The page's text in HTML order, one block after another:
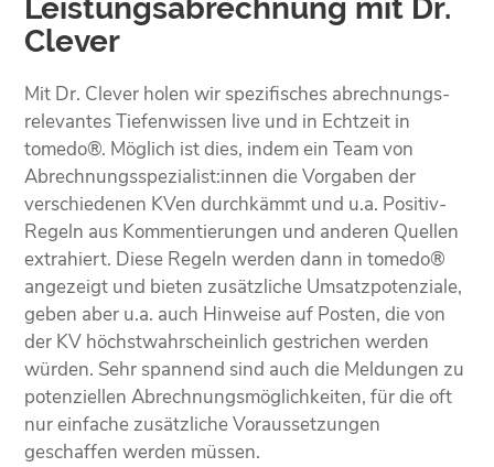
Leistungsabrechnung mit Dr.
Clever
Mit Dr. Clever holen wir spezifisches abrechnungs­
relevantes Tiefen­wissen live und in Echtzeit in
tomedo®. Möglich ist dies, indem ein Team von
Abrechnungs­spezialist:innen die Vorgaben der
verschiedenen KVen durchkämmt und u.a. Positiv-
Regeln aus Kommen­tierungen und anderen Quellen
extrahiert. Diese Regeln werden dann in tomedo®
angezeigt und bieten zusätzliche Umsatz­potenziale,
geben aber u.a. auch Hinweise auf Posten, die von
der KV höchst­wahrscheinlich gestrichen werden
würden. Sehr spannend sind auch die Meldungen zu
potenziellen Abrechnungs­möglichkeiten, für die oft
nur einfache zusätzliche Voraus­setzungen
geschaffen werden müssen.